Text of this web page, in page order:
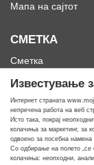
Известување
Интернет страната
непречена работа на веб
Исто така, покрај
колачиња за маркетинг, за
одвоено за посебна
Со одбирање на полето „се
колачиња: неопходни,
Мапа на сајтот
СМЕТКА
Сметка
Омилени
Кога ти треба